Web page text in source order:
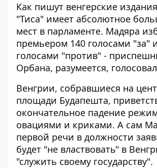
Как пишут венгерские издания
"Тиса" имеет абсолютное
мест в парламенте. Мадяра
премьером 140 голосами "за"
голосами "против" -
Орбана, разумеется,
Венгрии, собравшиеся на
площади Будапешта,
окончательное падение
овациями и криками. А сам
первой речи в должности
будет "не властвовать" в
"служить своему государству".